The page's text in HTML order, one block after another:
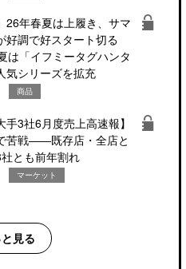
26年春夏は上履き、サマ
好調で好スタート切る
「イフミータグハンタ
気シリーズを拡充
商品
手3社6月度売上高速報】
苦戦――既存店・全店と
とも前年割れ
マーケット
見る